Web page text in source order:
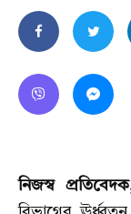
নিজস্ব